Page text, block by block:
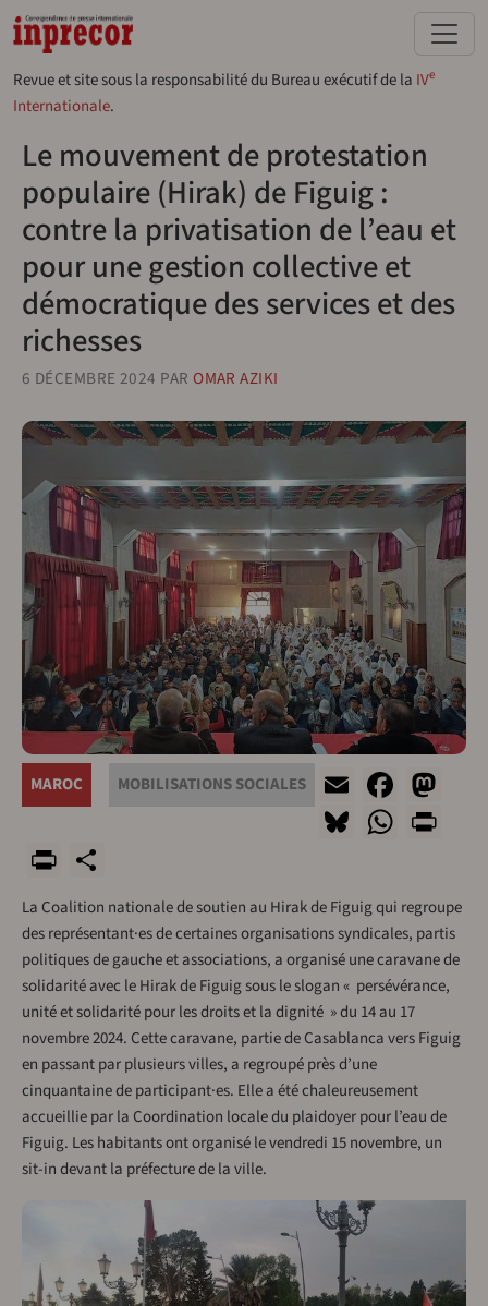
Aller au contenu principal
Revue et site sous la responsabilité du Bureau exécutif de la IVe
Internationale.
Le mouvement de protestation
populaire (Hirak) de Figuig :
contre la privatisation de l’eau et
pour une gestion collective et
démocratique des services et des
richesses
6 DÉCEMBRE 2024 PAR OMAR AZIKI
MAROC MOBILISATIONS SOCIALES Email
Bluesky
PrintFriendly
La Coalition nationale de soutien au Hirak de Figuig qui regroupe
des représentant·es de certaines organisations syndicales, partis
politiques de gauche et associations, a organisé une caravane de
solidarité avec le Hirak de Figuig sous le slogan « persévérance,
unité et solidarité pour les droits et la dignité » du 14 au 17
novembre 2024. Cette caravane, partie de Casablanca vers Figuig
en passant par plusieurs villes, a regroupé près d’une
cinquantaine de participant·es. Elle a été chaleureusement
accueillie par la Coordination locale du plaidoyer pour l’eau de
Figuig. Les habitants ont organisé le vendredi 15 novembre, un
sit-in devant la préfecture de la ville.